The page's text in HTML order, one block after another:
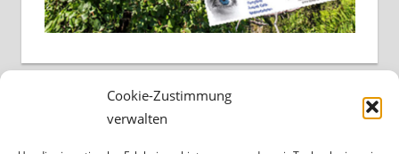
Cookie-Zustimmung
verwalten